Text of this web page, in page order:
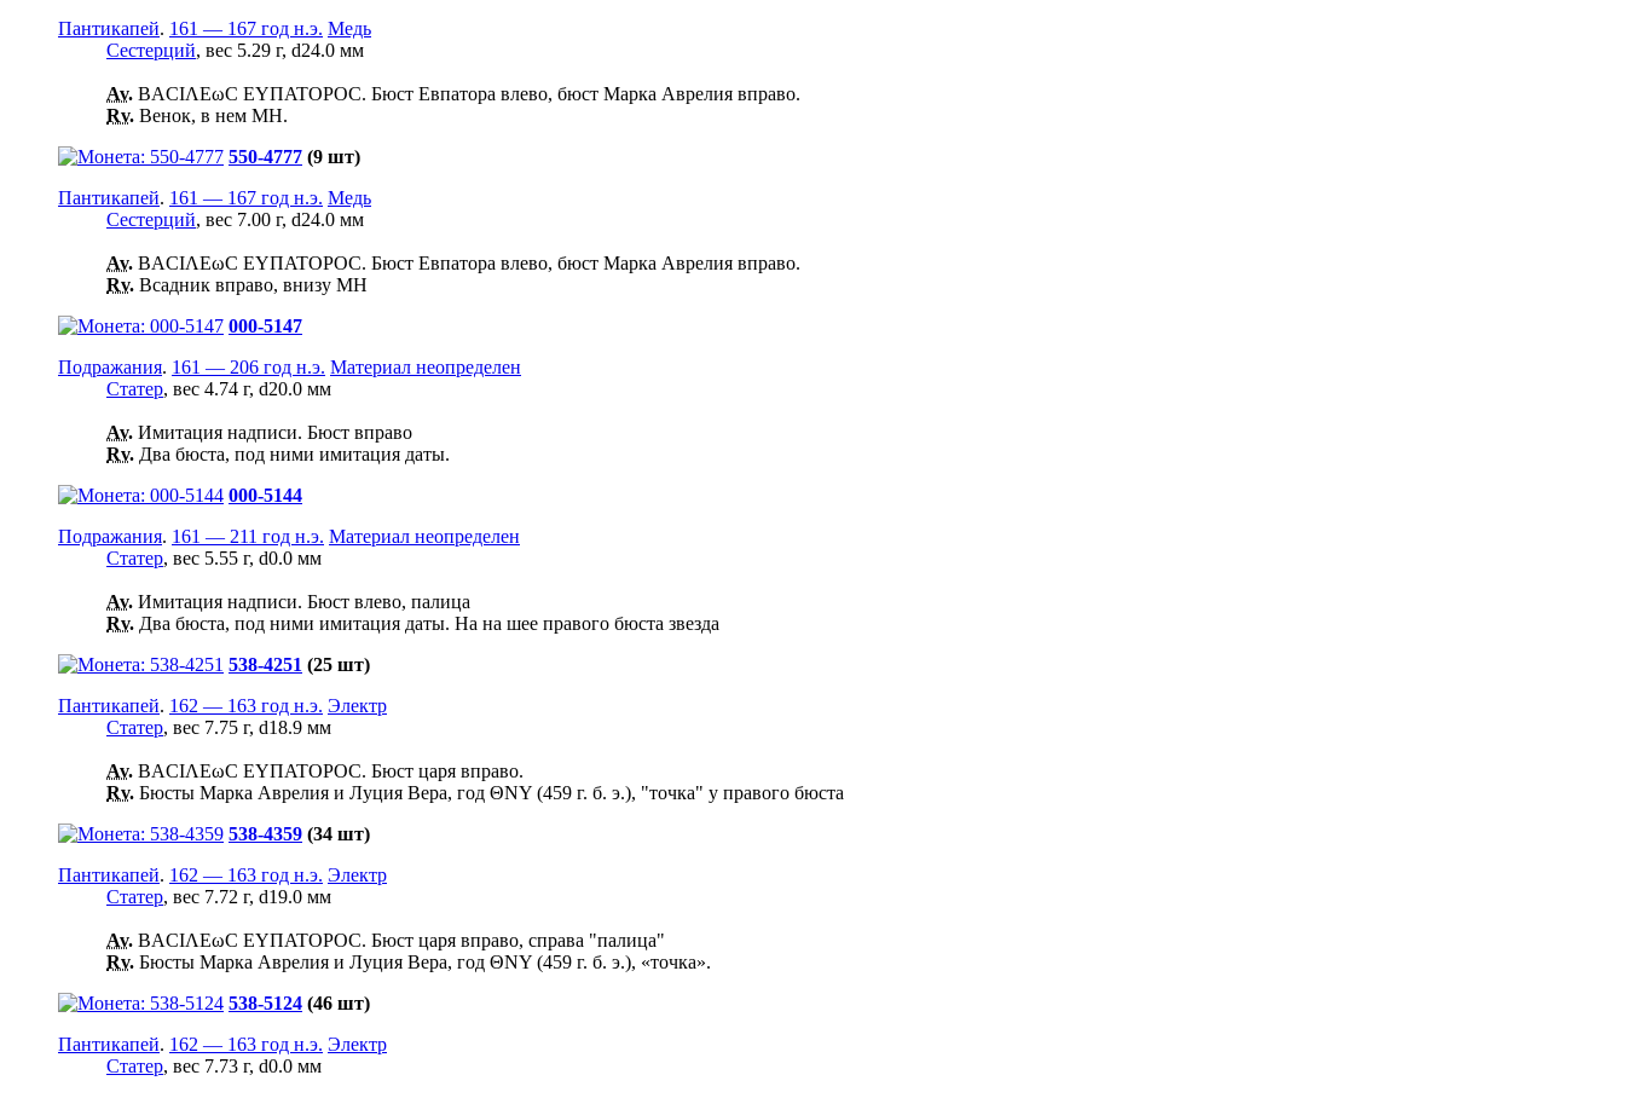
Пантикапей. 161 — 167 год н.э. Медь
Сестерций, вес 5.29 г, d24.0 мм
Av. ΒΑCΙΛΕωC ΕΥΠΑΤΟΡΟC. Бюст Евпатора влево, бюст Марка Аврелия вправо.
Rv. Венок, в нем ΜΗ.
550-4777 (9 шт)
Пантикапей. 161 — 167 год н.э. Медь
Сестерций, вес 7.00 г, d24.0 мм
Av. ΒΑCΙΛΕωC ΕΥΠΑΤΟΡΟC. Бюст Евпатора влево, бюст Марка Аврелия вправо.
Rv. Всадник вправо, внизу ΜΗ
000-5147
Подражания. 161 — 206 год н.э. Материал неопределен
Статер, вес 4.74 г, d20.0 мм
Av. Имитация надписи. Бюст вправо
Rv. Два бюста, под ними имитация даты.
000-5144
Подражания. 161 — 211 год н.э. Материал неопределен
Статер, вес 5.55 г, d0.0 мм
Av. Имитация надписи. Бюст влево, палица
Rv. Два бюста, под ними имитация даты. На на шее правого бюста звезда
538-4251 (25 шт)
Пантикапей. 162 — 163 год н.э. Электр
Статер, вес 7.75 г, d18.9 мм
Av. ΒΑCΙΛΕωC ΕΥΠΑΤΟΡΟC. Бюст царя вправо.
Rv. Бюсты Марка Аврелия и Луция Вера, год ΘΝΥ (459 г. б. э.), "точка" у правого бюста
538-4359 (34 шт)
Пантикапей. 162 — 163 год н.э. Электр
Статер, вес 7.72 г, d19.0 мм
Av. ΒΑCΙΛΕωC ΕΥΠΑΤΟΡΟC. Бюст царя вправо, справа "палица"
Rv. Бюсты Марка Аврелия и Луция Вера, год ΘΝΥ (459 г. б. э.), «точка».
538-5124 (46 шт)
Пантикапей. 162 — 163 год н.э. Электр
Статер, вес 7.73 г, d0.0 мм